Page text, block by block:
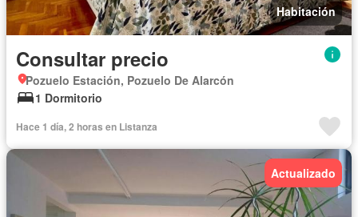
Habitación
Consultar precio
Pozuelo Estación, Pozuelo De Alarcón
1 Dormitorio
Hace 1 día, 2 horas en Listanza
Actualizado